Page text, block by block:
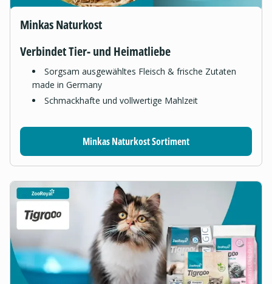
Minkas Naturkost
Verbindet Tier- und Heimatliebe
Sorgsam ausgewähltes Fleisch & frische Zutaten
made in Germany
Schmackhafte und vollwertige Mahlzeit
Minkas Naturkost Sortiment